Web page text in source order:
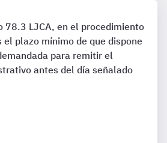
78.3 LJCA, en el procedimiento
el plazo mínimo de que dispone
para remitir el
antes del día señalado